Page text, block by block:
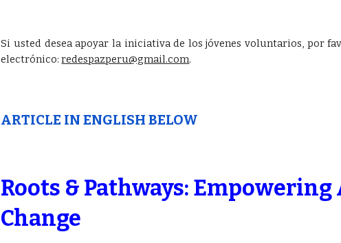
Si usted desea apoyar la iniciativa de los jóvenes voluntarios, por
electrónico:redespazperu@gmail.com.
ARTICLE IN ENGLISH BELOW
Roots & Pathways:
Change